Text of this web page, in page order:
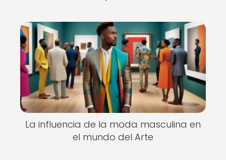
La influencia de la moda masculina en
el mundo del Arte